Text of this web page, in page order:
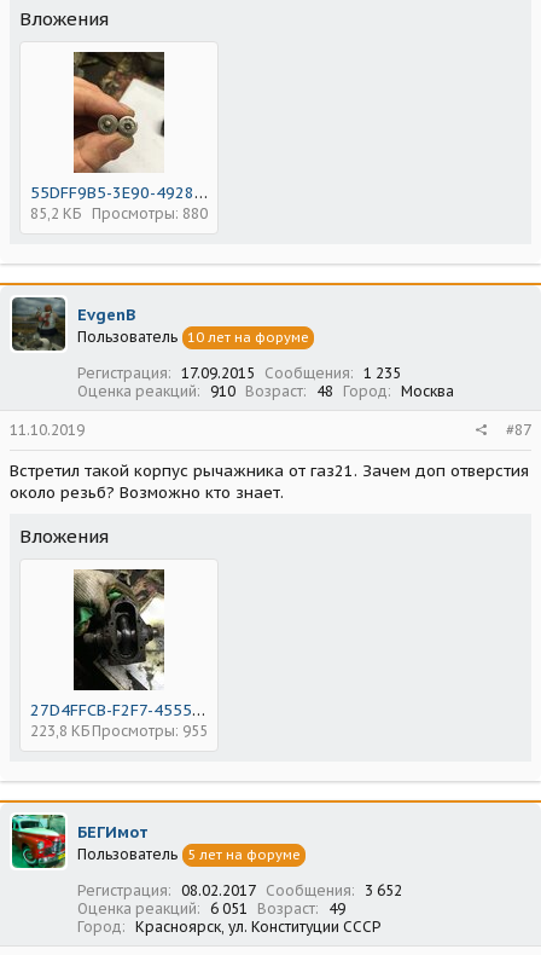
Вложения
55DFF9B5-3E90-4928-9C41-B5690BDB2EED.jpeg
85,2 КБ Просмотры: 880
EvgenB
Пользователь 10 лет на форуме
Регистрация 17.09.2015 Сообщения
1 235
Оценка реакций
910 Возраст 48 Город Москва
11.10.2019 #87
Встретил такой корпус рычажника от газ21. Зачем доп отверстия
около резьб? Возможно кто знает.
Вложения
27D4FFCB-F2F7-4555-8381-9CA73E4C4958.jpeg
223,8 КБ Просмотры: 955
БЕГИмот
Пользователь 5 лет на форуме
Регистрация 08.02.2017 Сообщения
3 652
Оценка реакций
6 051 Возраст
49
Город
Красноярск, ул. Конституции СССР